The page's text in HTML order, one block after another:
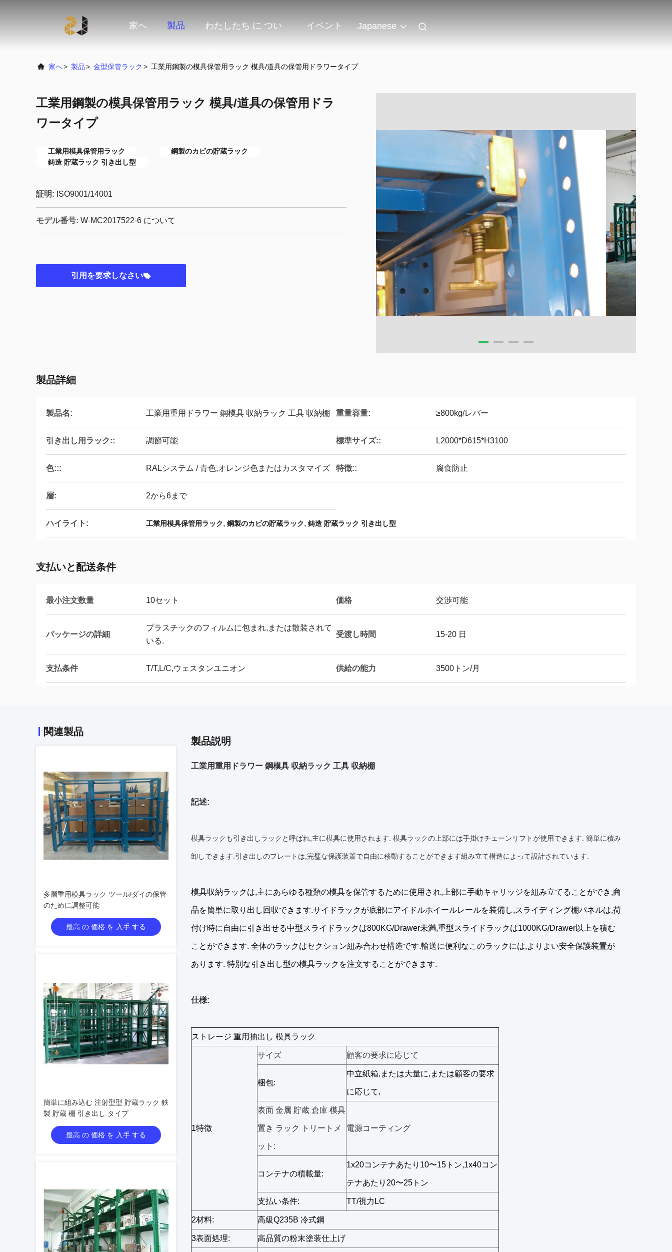
家へ 製品 わたしたち に つい イベント Japanese
家へ> 製品> 金型保管ラック > 工業用鋼製の模具保管用ラック 模具/道具の保管用ドラワータイプ
工業用鋼製の模具保管用ラック 模具/道具の保管用ドラ
ワータイプ
工業用模具保管用ラック
鋼製のカビの貯蔵ラック
鋳造 貯蔵ラック 引き出し型
証明: ISO9001/14001
モデル番号: W-MC2017522-6 について
引用を要求しなさい
製品詳細
製品名: 工業用重用ドラワー 鋼模具 収納ラック 工具 収納棚 重量容量: ≥800kg/レバー
引き出し用ラック:: 調節可能 標準サイズ:: L2000*D615*H3100
色::: RALシステム / 青色,オレンジ色またはカスタマイズ 特徴:: 腐食防止
層: 2から6まで
ハイライト: 工業用模具保管用ラック, 鋼製のカビの貯蔵ラック, 鋳造 貯蔵ラック 引き出し型
支払いと配送条件
最小注文数量 10セット 価格 交渉可能
パッケージの詳細
プラスチックのフィルムに包まれ,または散装されて
いる.
受渡し時間 15-20 日
支払条件 T/T,L/C,ウェスタンユニオン 供給の能力 3500トン/月
関連製品
多層重用模具ラック ツール/ダイの保管
のために調整可能
最高 の 価格 を 入手 する
簡単に組み込む 注射型型 貯蔵ラック 鉄
製 貯蔵 棚 引き出し タイプ
最高 の 価格 を 入手 する
製品説明
工業用重用ドラワー 鋼模具 収納ラック 工具 収納棚
記述:
模具ラックも引き出しラックと呼ばれ,主に模具に使用されます. 模具ラックの上部には手掛けチェーンリフトが使用できます. 簡単に積み
卸しできます.引き出しのプレートは,完璧な保護装置で自由に移動することができます組み立て構造によって設計されています.
模具収納ラックは,主にあらゆる種類の模具を保管するために使用され,上部に手動キャリッジを組み立てることができ,商
品を簡単に取り出し回収できます.サイドラックが底部にアイドルホイールレールを装備し,スライディング棚パネルは,荷
付け時に自由に引き出せる中型スライドラックは800KG/Drawer未満,重型スライドラックは1000KG/Drawer以上を積む
ことができます. 全体のラックはセクション組み合わせ構造です.輸送に便利なこのラックには,よりよい安全保護装置が
あります. 特別な引き出し型の模具ラックを注文することができます.
仕様:
ストレージ 重用抽出し 模具ラック
1特徴
サイズ 顧客の要求に応じて
梱包:
中立紙箱,または大量に,または顧客の要求
に応じて,
表面 金属 貯蔵 倉庫 模具
置き ラック トリートメ
ット:
電源コーティング
コンテナの積載量:
1x20コンテナあたり10〜15トン,1x40コン
テナあたり20〜25トン
支払い条件: TT/視力LC
2材料: 高級Q235B 冷式鋼
3表面処理: 高品質の粉末塗装仕上げ